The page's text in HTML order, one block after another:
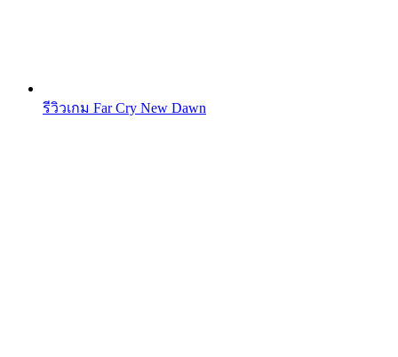
รีวิวเกม Far Cry New Dawn